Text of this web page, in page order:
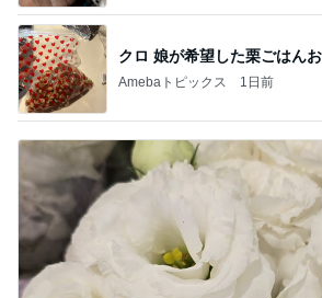
クロ 娘が希望した栗ごはん
Amebaトピックス 1日前